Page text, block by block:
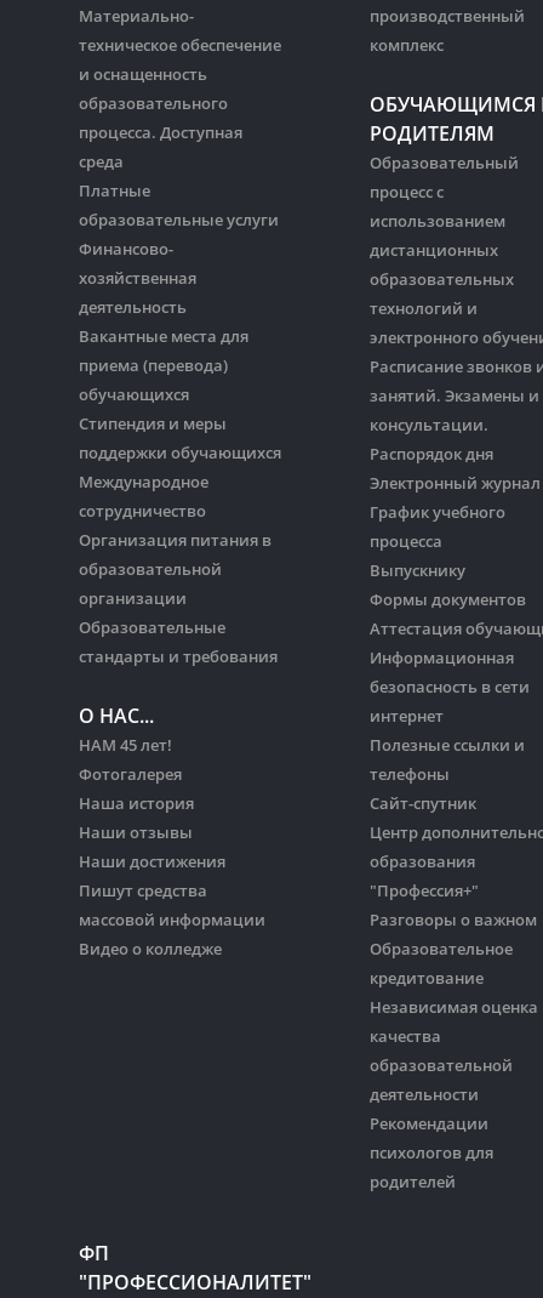
Материально-
техническое обеспечение
и оснащенность
образовательного
процесса. Доступная
среда
Платные
образовательные услуги
Финансово-
хозяйственная
деятельность
Вакантные места для
приема (перевода)
обучающихся
Стипендия и меры
поддержки обучающихся
Международное
сотрудничество
Организация питания в
образовательной
организации
Образовательные
стандарты и требования
О НАС...
НАМ 45 лет!
Фотогалерея
Наша история
Наши отзывы
Наши достижения
Пишут средства
массовой информации
Видео о колледже
производственный
комплекс
ОБУЧАЮЩИМСЯ
РОДИТЕЛЯМ
Образовательный
процесс с
использованием
дистанционных
образовательных
технологий и
электронного
Расписание звонков
занятий. Экзамены и
консультации.
Распорядок дня
Электронный журнал
График учебного
процесса
Выпускнику
Формы документов
Аттестация
Информационная
безопасность в сети
интернет
Полезные ссылки и
телефоны
Сайт-спутник
Центр
образования
"Профессия+"
Разговоры о важном
Образовательное
кредитование
Независимая оценка
качества
образовательной
деятельности
Рекомендации
психологов для
родителей
ФП
"ПРОФЕССИОНАЛИТЕТ"